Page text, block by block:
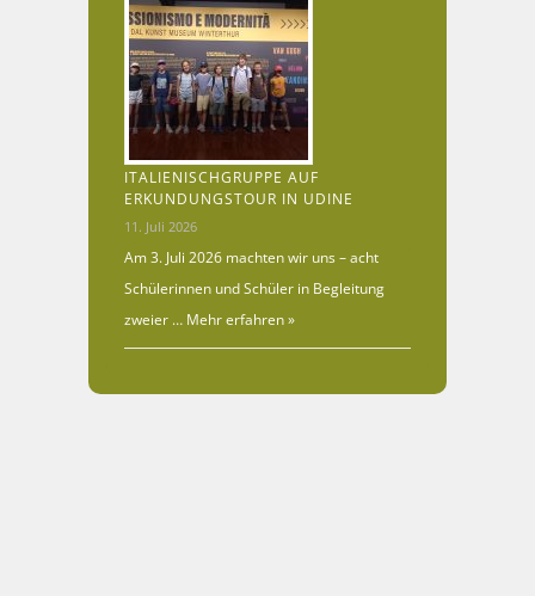
ITALIENISCHGRUPPE AUF
ERKUNDUNGSTOUR IN UDINE
11. Juli 2026
Am 3. Juli 2026 machten wir uns – acht
Schülerinnen und Schüler in Begleitung
zweier … Mehr erfahren »